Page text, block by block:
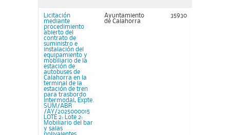
Licitación
mediante
procedimiento
abierto del
contrato de
suministro e
instalación del
equipamiento y
mobiliario de la
estación de
autobuses de
Calahorra en la
terminal de la
estación de tren
para trasbordo
intermodal, Expte.
SUM/ABR
/AY/2025000015
LOTE 2: Lote 2:
Mobiliario del bar
y salas
Ayuntamiento
de Calahorra
35930